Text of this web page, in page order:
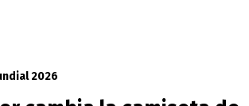
2026